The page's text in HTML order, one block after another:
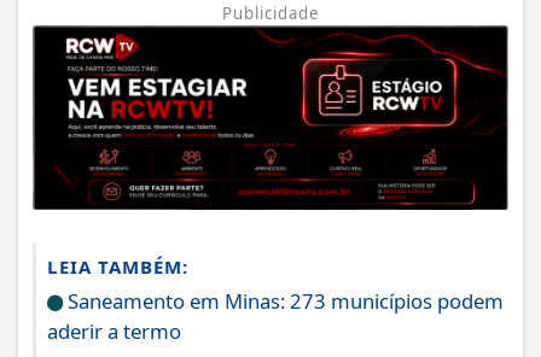
Publicidade
LEIA TAMBÉM:
Saneamento em Minas: 273 municípios podem
aderir a termo